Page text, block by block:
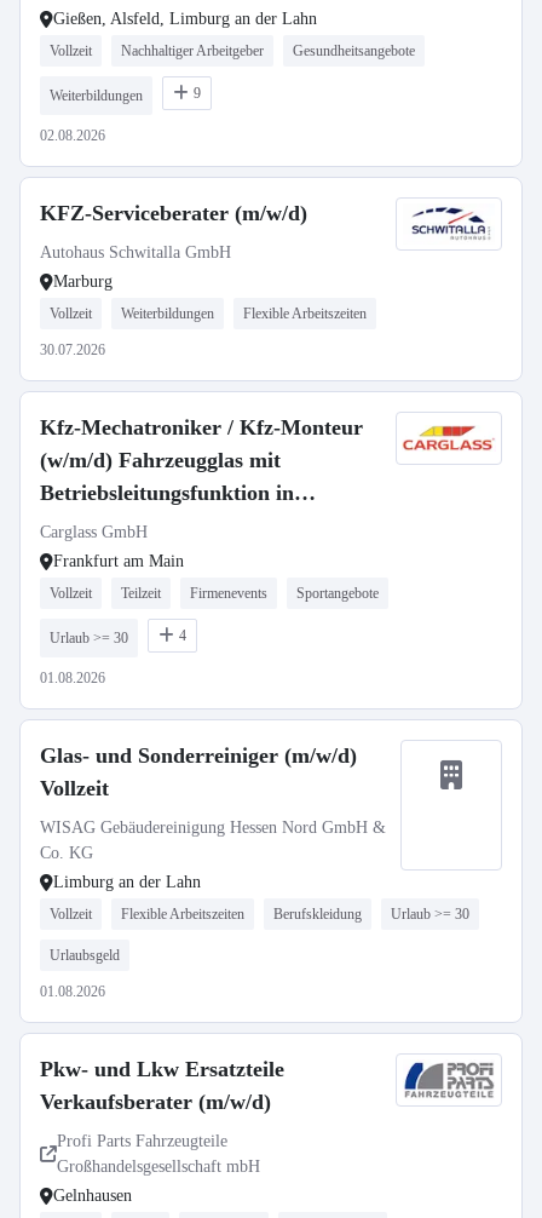
Gießen, Alsfeld, Limburg an der Lahn
Vollzeit Nachhaltiger Arbeitgeber Gesundheitsangebote
Weiterbildungen 9
02.08.2026
KFZ-Serviceberater (m/w/d)
Autohaus Schwitalla GmbH
Marburg
Vollzeit Weiterbildungen Flexible Arbeitszeiten
30.07.2026
Kfz-Mechatroniker / Kfz-Monteur
(w/m/d) Fahrzeugglas mit
Betriebsleitungsfunktion in
Frankfurt - 643
Carglass GmbH
Frankfurt am Main
Vollzeit Teilzeit Firmenevents Sportangebote
Urlaub >= 30 4
01.08.2026
Glas- und Sonderreiniger (m/w/d)
Vollzeit
WISAG Gebäudereinigung Hessen Nord GmbH &
Co. KG
Limburg an der Lahn
Vollzeit Flexible Arbeitszeiten Berufskleidung Urlaub >= 30
Urlaubsgeld
01.08.2026
Pkw- und Lkw Ersatzteile
Verkaufsberater (m/w/d)
Profi Parts Fahrzeugteile
Großhandelsgesellschaft mbH
Gelnhausen